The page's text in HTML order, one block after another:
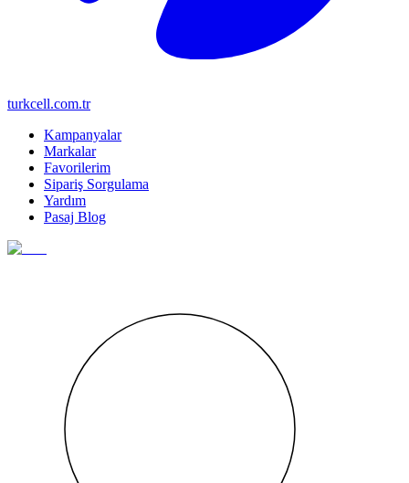
turkcell.com.tr
Kampanyalar
Markalar
Favorilerim
Sipariş Sorgulama
Yardım
Pasaj Blog